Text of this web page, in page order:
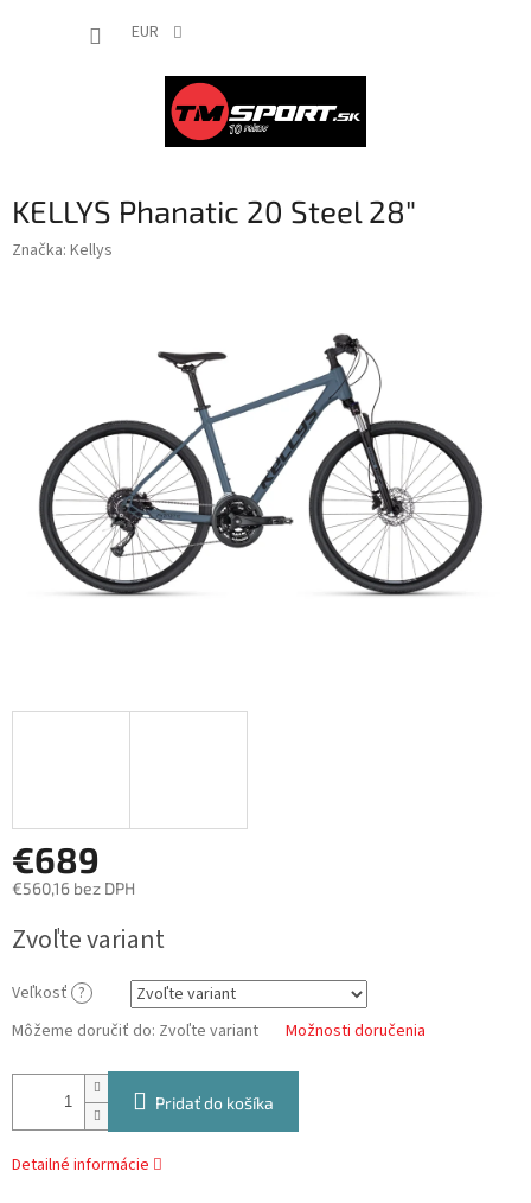
EUR
KELLYS Phanatic 20 Steel 28"
Značka: Kellys
€689
€560,16 bez DPH
cena:
Zvoľte variant
Veľkosť ?
Môžeme doručiť do: Zvoľte variant Možnosti doručenia
Pridať do košíka
Detailné informácie